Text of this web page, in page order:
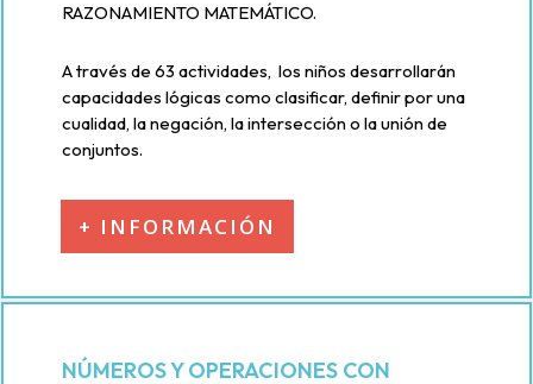
RAZONAMIENTO MATEMÁTICO.
A través de 63 actividades, los niños desarrollarán
capacidades lógicas como clasificar, definir por una
cualidad, la negación, la intersección o la unión de
conjuntos.
+ INFORMACIÓN
NÚMEROS Y OPERACIONES CON